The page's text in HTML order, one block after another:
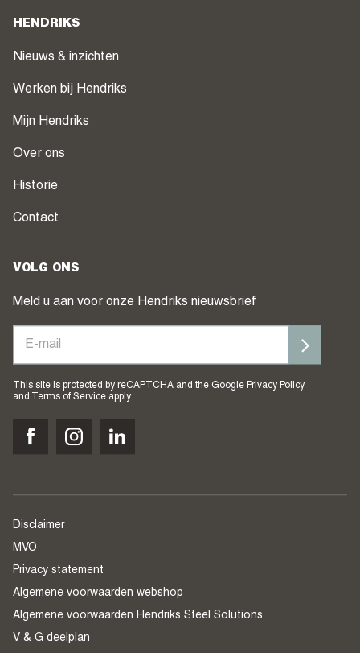
HENDRIKS
Nieuws & inzichten
Werken bij Hendriks
Mijn Hendriks
Over ons
Historie
Contact
VOLG ONS
Meld u aan voor onze Hendriks nieuwsbrief
This site is protected by reCAPTCHA and the Google Privacy Policy
and
Terms of Service apply.
Disclaimer
MVO
Privacy statement
Algemene voorwaarden webshop
Algemene voorwaarden Hendriks Steel Solutions
V & G deelplan